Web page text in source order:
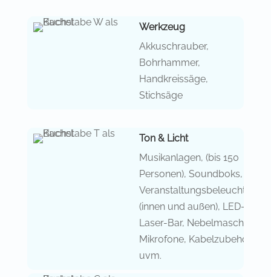
Werkzeug
Akkuschrauber,
Bohrhammer,
Handkreissäge,
Stichsäge
Ton & Licht
Musikanlagen, (bis 150
Personen), Soundboks,
Veranstaltungsbeleuchtung
(innen und außen), LED-
Laser-Bar, Nebelmaschine,
Mikrofone, Kabelzubehör
uvm.